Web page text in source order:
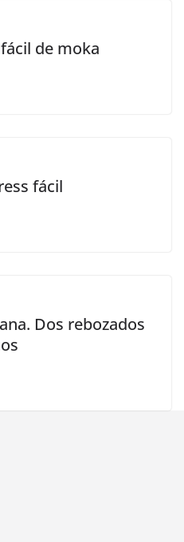
de moka
fácil
Dos rebozados